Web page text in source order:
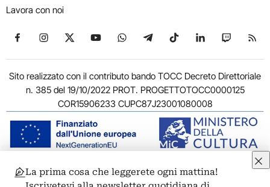
Lavora con noi
Seguici su Facebook
Seguici su Instagram
Seguici su X
Seguici su YouTube
Seguici su WhatsApp
Seguici su Telegram
Seguici su TikTok
Seguici su
Seguici
Sito realizzato con il contributo bando TOCC Decreto Direttoriale
n. 385 del 19/10/2022 PROT. PROGETTOTOCC0000125
COR15906233 CUPC87J23001080008
© 2011-2026 ARTRIBUNE srl – Corso Vittorio Emanuele II, 287 –
La prima cosa che leggerete ogni mattina!